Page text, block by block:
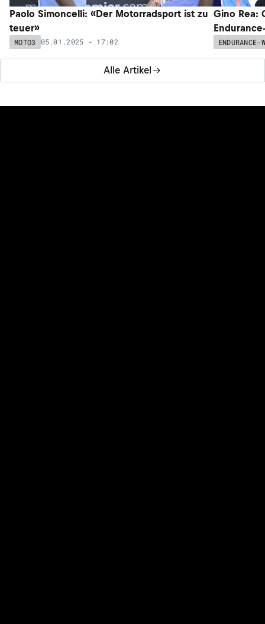
Alle Artikel
Paolo Simoncelli: «Der Motorradsport ist zu
teuer»
MOTO3 05.01.2025 - 17:02
Gino Rea:
ENDURANCE-